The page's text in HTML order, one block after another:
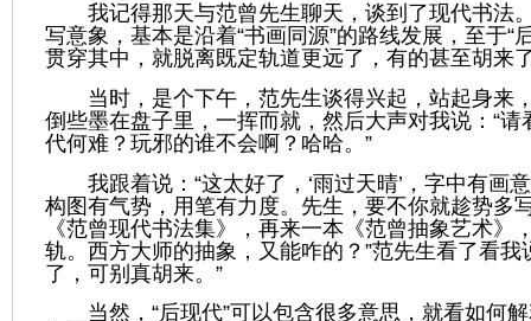
我记得那天与范曾先生聊天，谈到了现代书法
写意象，基本是沿着“书画同源”的路线发展，至于“
贯穿其中，就脱离既定轨道更远了，有的甚至胡来
当时，是个下午， 范先生谈得兴起，站起身来
倒些墨在盘子里，一挥而就，然后大声对我说： “请
代何难？玩邪的谁不会啊？哈哈。 ”
我跟着说： “这太好了， ‘雨过天晴’ ，字中有画
构图有气势，用笔有力度。先生，要不你就趁势多
《范曾现代书法集》，再来一本《范曾抽象艺术》
轨。西方大师的抽象，又能咋的？ ”范先生看了看我
了，可别真胡来。 ”
当然， “后现代”可以包含很多意思，就看如何